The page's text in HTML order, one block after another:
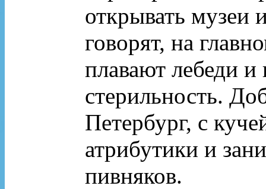
открывать музеи
говорят, на
плавают лебеди
стерильность.
Петербург, с
атрибутики и
пивняков.